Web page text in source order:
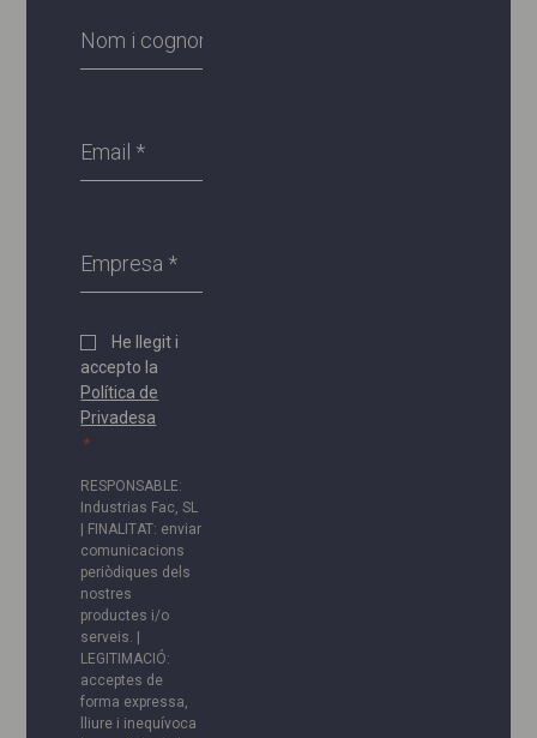
i
cognoms
*
Política
de
privadesa
*
He llegit i
accepto la
Política de
Privadesa
*
RESPONSABLE:
Industrias Fac, SL
| FINALITAT: enviar
comunicacions
periòdiques dels
nostres
productes i/o
serveis. |
LEGITIMACIÓ:
acceptes de
forma expressa,
lliure i inequívoca